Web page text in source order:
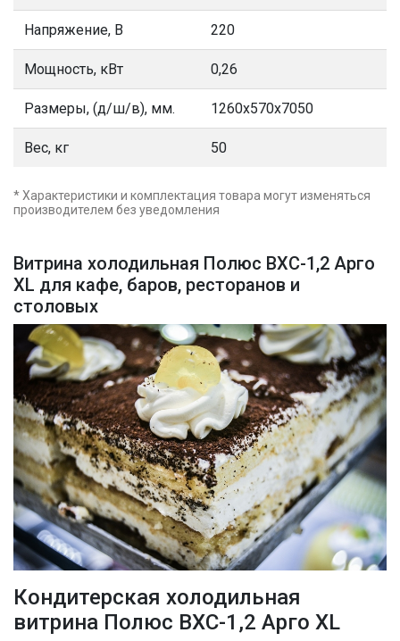
Витрина холодильная Полюс ВХС-1,2 Арго
XL для кафе, баров, ресторанов и
столовых
Кондитерская холодильная
витрина Полюс ВХС-1,2 Арго XL
Напряжение, В 220
Мощность, кВт 0,26
Размеры, (д/ш/в), мм. 1260x570x7050
Вес, кг 50
* Характеристики и комплектация товара могут изменяться
производителем без уведомления